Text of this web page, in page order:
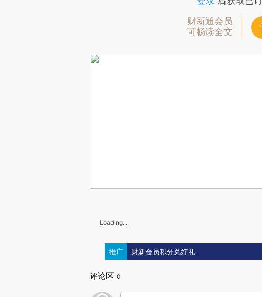
财新通会员
可畅读全文
Loading...
推广 财新会员积分兑好礼
评论区 0